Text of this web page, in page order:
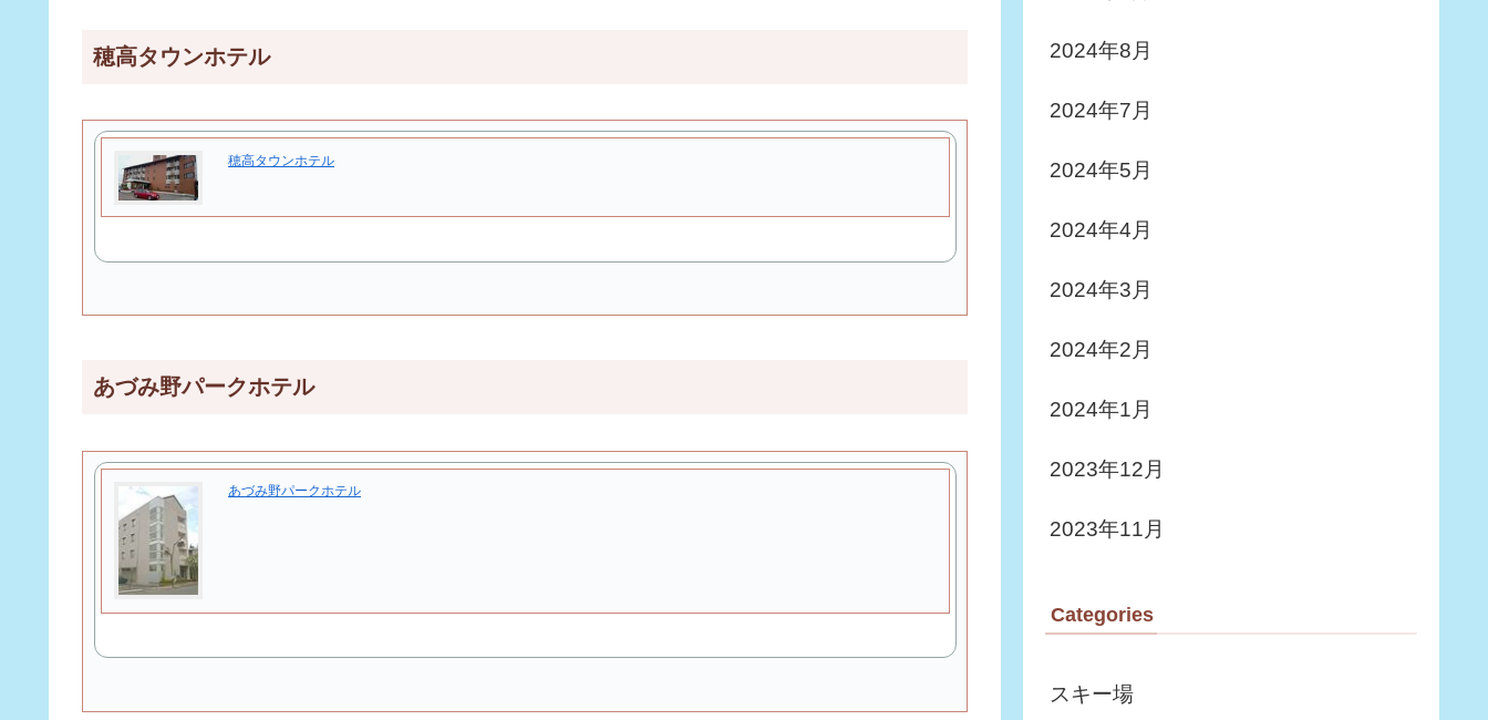
穂高タウンホテル
穂高タウンホテル
あづみ野パークホテル
あづみ野パークホテル
2024年8月
2024年7月
2024年5月
2024年4月
2024年3月
2024年2月
2024年1月
2023年12月
2023年11月
Categories
スキー場